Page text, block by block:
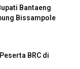
Bantaeng
Bissampole
BRC di